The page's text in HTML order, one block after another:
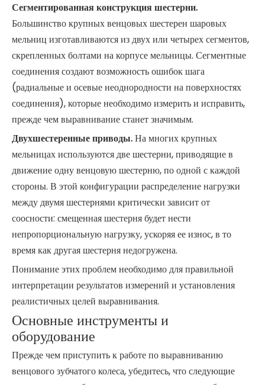
Сегментированная конструкция шестерни.
Большинство крупных венцовых шестерен шаровых
мельниц изготавливаются из двух или четырех сегментов,
скрепленных болтами на корпусе мельницы. Сегментные
соединения создают возможность ошибок шага
(радиальные и осевые неоднородности на поверхностях
соединения), которые необходимо измерить и исправить,
прежде чем выравнивание станет значимым.
Двухшестеренные приводы.На многих крупных
мельницах используются две шестерни, приводящие в
движение одну венцовую шестерню, по одной с каждой
стороны. В этой конфигурации распределение нагрузки
между двумя шестернями критически зависит от
соосности: смещенная шестерня будет нести
непропорциональную нагрузку, ускоряя ее износ, в то
время как другая шестерня недогружена.
Понимание этих проблем необходимо для правильной
интерпретации результатов измерений и установления
реалистичных целей выравнивания.
Основные инструменты и
оборудование
Прежде чем приступить к работе по выравниванию
венцового зубчатого колеса, убедитесь, что следующие